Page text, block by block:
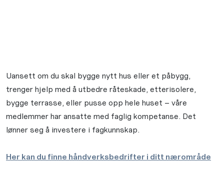
Uansett om du skal bygge nytt hus eller et påbygg,
trenger hjelp med å utbedre råteskade, etterisolere,
bygge terrasse, eller pusse opp hele huset – våre
medlemmer har ansatte med faglig kompetanse. Det
lønner seg å investere i fagkunnskap.
Her kan du finne håndverksbedrifter i ditt nærområde